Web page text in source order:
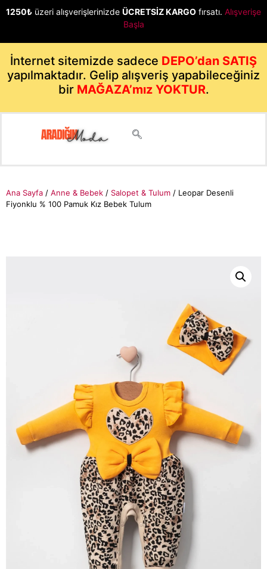
1250₺ üzeri alışverişlerinizde ÜCRETSİZ KARGO fırsatı. Alışverişe
Başla
İnternet sitemizde sadece DEPO’dan SATIŞ
yapılmaktadır. Gelip alışveriş yapabileceğiniz
bir MAĞAZA’mız YOKTUR.
Ana Sayfa / Anne & Bebek / Salopet & Tulum / Leopar Desenli
Fiyonklu % 100 Pamuk Kız Bebek Tulum